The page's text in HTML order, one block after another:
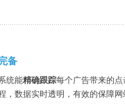
备
统能精确跟踪每个广告带来的
，数据实时透明，有效的保障